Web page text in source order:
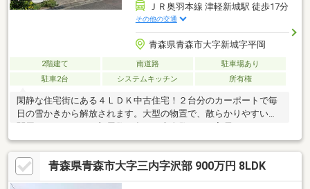
ＪＲ奥羽本線 津軽新城駅 徒歩17分
その他の交通
青森県青森市大字新城字平岡
2階建て 南道路
駐車場あり
駐車2台
システムキッチン 所有権
閑静な住宅街にある４ＬＤＫ中古住宅！２台分のカーポートで毎
日の雪かきから解放されます。大型の物置で、散らかりやすい玄
です。
青森県青森市大字三内字沢部 900万円 8LDK